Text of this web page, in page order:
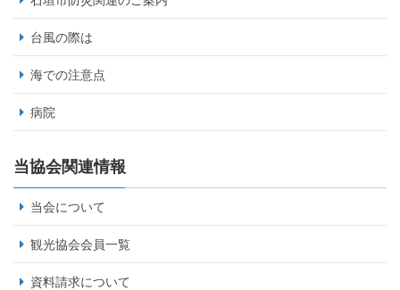
台風の際は
海での注意点
病院
当協会関連情報
当会について
観光協会会員一覧
資料請求について